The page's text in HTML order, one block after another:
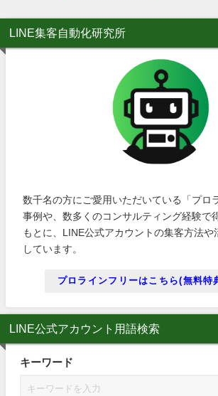
LINE集客自動化研究所
数千名の方にご愛用いただいている「プロ
事例や、数多くのコンサルティング経験で
もとに、LINE公式アカウントの集客方法や
しています。
プロラインフリーはこちら(無料特
LINE公式アカウント用語検索
キーワード